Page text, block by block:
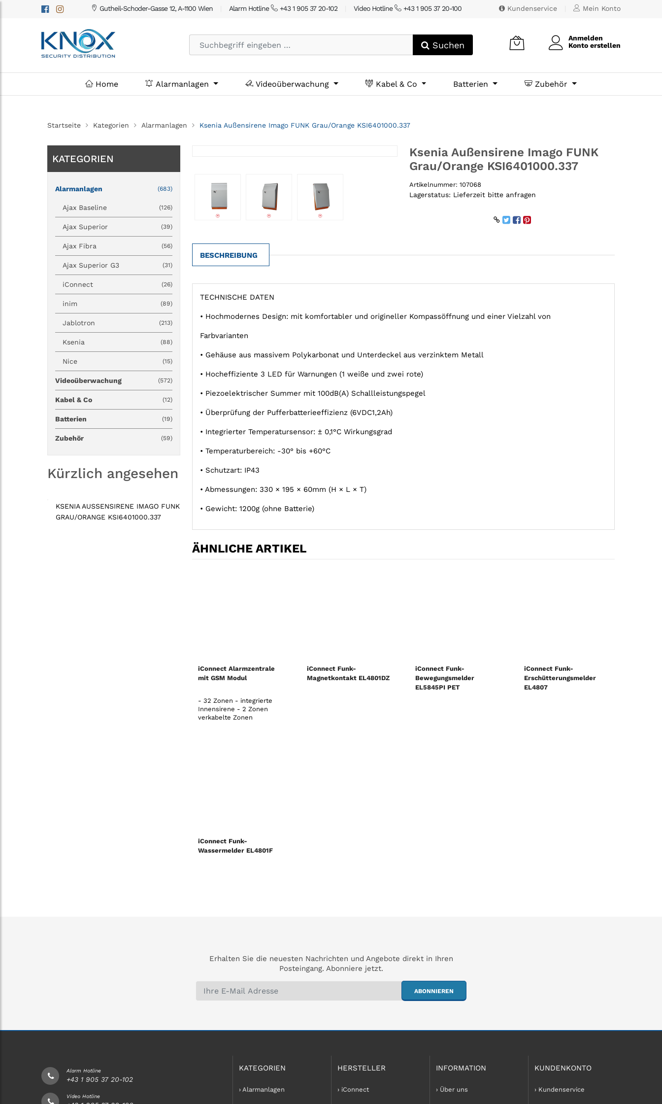
Gutheil-Schoder-Gasse 12, A-1100 Wien Alarm Hotline +43 1 905 37 20-102 Video Hotline +43 1 905 37 20-100 Kundenservice Mein Konto
Suchen
Anmelden
Konto erstellen
Home Alarmanlagen Videoüberwachung Kabel & Co Batterien Zubehör
Startseite Kategorien Alarmanlagen Ksenia Außensirene Imago FUNK Grau/Orange KSI6401000.337
KATEGORIEN
Alarmanlagen (683)
Ajax Baseline (126)
Ajax Superior (39)
Ajax Fibra (56)
Ajax Superior G3 (31)
iConnect (26)
inim (89)
Jablotron (213)
Ksenia (88)
Nice (15)
Videoüberwachung (572)
Kabel & Co (12)
Batterien (19)
Zubehör (59)
Kürzlich angesehen
KSENIA AUSSENSIRENE IMAGO FUNK G
RAU/ORANGE KSI6401000.337
Ksenia Außensirene Imago FUNK
Grau/Orange KSI6401000.337
Artikelnummer: 107068
Lagerstatus: Lieferzeit bitte anfragen
BESCHREIBUNG
TECHNISCHE DATEN
• Hochmodernes Design: mit komfortabler und origineller Kompassöffnung und einer Vielzahl von
Farbvarianten
• Gehäuse aus massivem Polykarbonat und Unterdeckel aus verzinktem Metall
• Hocheffiziente 3 LED für Warnungen (1 weiße und zwei rote)
• Piezoelektrischer Summer mit 100dB(A) Schallleistungspegel
• Überprüfung der Pufferbatterieeffizienz (6VDC1,2Ah)
• Integrierter Temperatursensor: ± 0,1°C Wirkungsgrad
• Temperaturbereich: -30° bis +60°C
• Schutzart: IP43
• Abmessungen: 330 × 195 × 60mm (H × L × T)
• Gewicht: 1200g (ohne Batterie)
ÄHNLICHE ARTIKEL
iConnect Alarmzentrale
mit GSM Modul
- 32 Zonen - integrierte
Innensirene - 2 Zonen
verkabelte Zonen
iConnect Funk-
Magnetkontakt EL4801DZ
iConnect Funk-
Bewegungsmelder
EL5845PI PET
iConnect Funk-
Erschütterungsmelder
EL4807
iConnect Funk-
Wassermelder EL4801F
Erhalten Sie die neuesten Nachrichten und Angebote direkt in Ihren
Posteingang. Abonniere jetzt.
ABONNIEREN
Alarm Hotline
+43 1 905 37 20-102
Video Hotline
KATEGORIEN
› Alarmanlagen
HERSTELLER
› iConnect
INFORMATION
› Über uns
KUNDENKONTO
› Kundenservice